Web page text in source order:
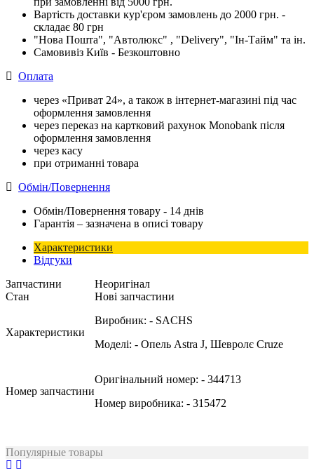
Вартість доставки кур'єром замовлень до 2000 грн. -
складає 80 грн
"Нова Пошта", "Автолюкс" , "Delivery", "Iн-Тайм" та ін.
Самовивіз Київ - Безкоштовно
Оплата
через «Приват 24», а також в інтернет-магазині під час
оформлення замовлення
через переказ на картковий рахунок Monobank після
оформлення замовлення
через касу
при отриманні товара
Обмін/Повернення
Обмін/Повернення товару - 14 днів
Гарантія – зазначена в описі товару
Характеристики
Відгуки
Запчастини
Неоригінал
Стан
Нові запчастини
Характеристики
Виробник: - SACHS
Моделі: - Опель Astra J, Шевролє Cruze
Номер запчастини
Оригінальний номер: - 344713
Номер виробника: - 315472
Популярные товары